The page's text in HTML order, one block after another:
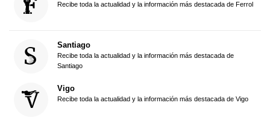
Recibe toda la actualidad y la información más destacada de Ferrol
Santiago
Recibe toda la actualidad y la información más destacada de
Santiago
Vigo
Recibe toda la actualidad y la información más destacada de Vigo